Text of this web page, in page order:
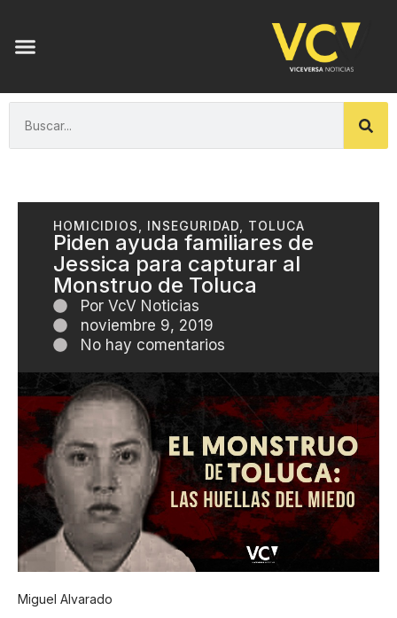
HOMICIDIOS, INSEGURIDAD, TOLUCA
Piden ayuda familiares de
Jessica para capturar al
Monstruo de Toluca
Por VcV Noticias
noviembre 9, 2019
No hay comentarios
Miguel Alvarado